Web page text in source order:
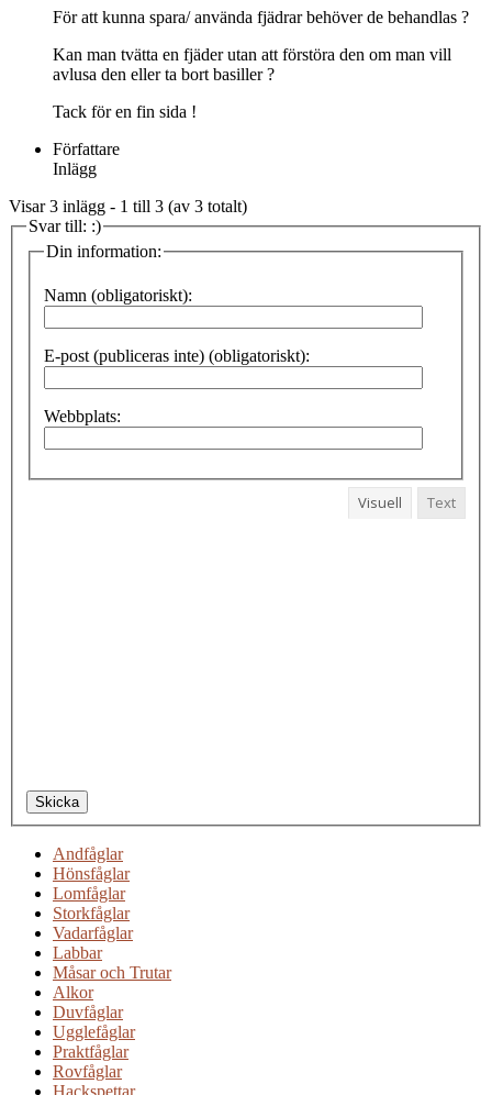
För att kunna spara/ använda fjädrar behöver de behandlas ?
Kan man tvätta en fjäder utan att förstöra den om man vill
avlusa den eller ta bort basiller ?
Tack för en fin sida !
Författare
Inlägg
Visar 3 inlägg - 1 till 3 (av 3 totalt)
Svar till: :)
Din information:
Namn (obligatoriskt):
E-post (publiceras inte) (obligatoriskt):
Webbplats:
Visuell Text
Skicka
Andfåglar
Hönsfåglar
Lomfåglar
Storkfåglar
Vadarfåglar
Labbar
Måsar och Trutar
Alkor
Duvfåglar
Ugglefåglar
Praktfåglar
Rovfåglar
Hackspettar